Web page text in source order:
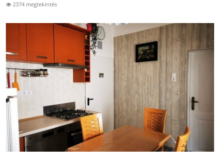
2374 megtekintés